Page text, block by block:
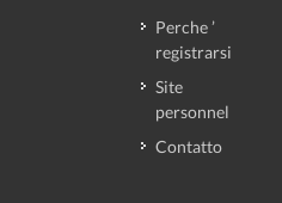
Perche ’
registrarsi
Site
personnel
Contatto